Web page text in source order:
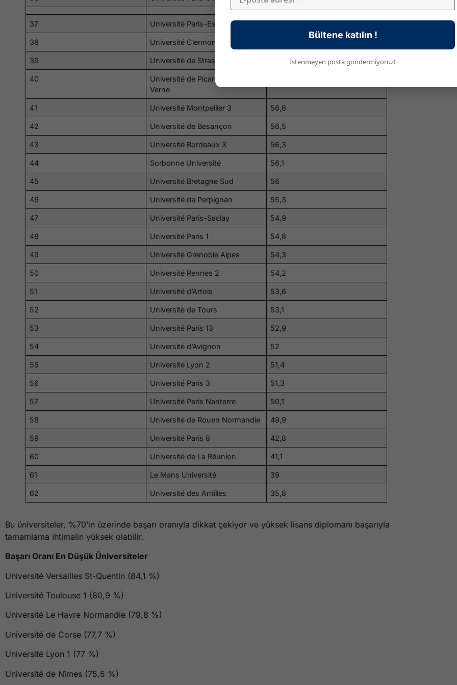
37 Université Paris-Est Créteil
38 Université Clermont Auvergne
39 Université de Strasbourg
40
Université de Picardie Jules
Verne
41 Université Montpellier 3 56,6
42 Université de Besançon 56,5
43 Université Bordeaux 3 56,3
44 Sorbonne Université 56,1
45 Université Bretagne Sud 56
46 Université de Perpignan 55,3
47 Université Paris-Saclay 54,9
48 Université Paris 1 54,8
49 Université Grenoble Alpes 54,3
50 Université Rennes 2 54,2
51 Université d’Artois 53,6
52 Université de Tours 53,1
53 Université Paris 13 52,9
54 Université d’Avignon 52
55 Université Lyon 2 51,4
56 Université Paris 3 51,3
57 Université Paris Nanterre 50,1
58 Université de Rouen Normandie 49,9
59 Université Paris 8 42,8
60 Université de La Réunion 41,1
61 Le Mans Université 39
62 Université des Antilles 35,8
Bu üniversiteler, %70’in üzerinde başarı oranıyla dikkat çekiyor ve yüksek lisans diplomanı başarıyla
tamamlama ihtimalin yüksek olabilir.
Başarı Oranı En Düşük Üniversiteler
Université Versailles St-Quentin (84,1 %)
Université Toulouse 1 (80,9 %)
Université Le Havre Normandie (79,8 %)
Université de Corse (77,7 %)
Université Lyon 1 (77 %)
Université de Nîmes (75,5 %)
Bültene katılın !
İstenmeyen posta göndermiyoruz!